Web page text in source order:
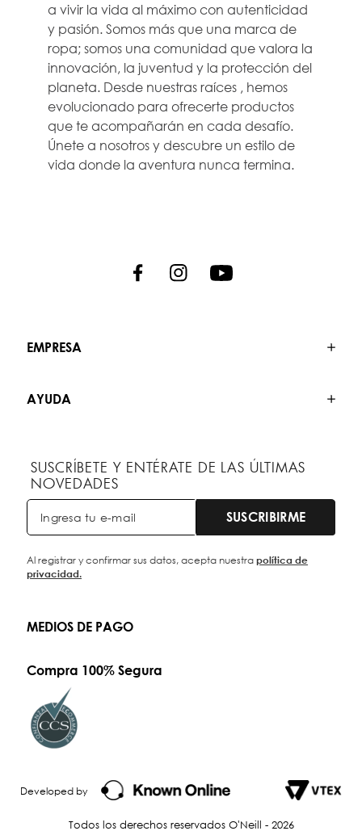
a vivir la vida al máximo con autenticidad
y pasión. Somos más que una marca de
ropa; somos una comunidad que valora la
innovación, la juventud y la protección del
planeta. Desde nuestras raíces , hemos
evolucionado para ofrecerte productos
que te acompañarán en cada desafío.
Únete a nosotros y descubre un estilo de
vida donde la aventura nunca termina.
EMPRESA
AYUDA
SUSCRÍBETE Y ENTÉRATE DE LAS ÚLTIMAS
NOVEDADES
SUSCRIBIRME
Al registrar y confirmar sus datos, acepta nuestrapolítica de
privacidad.
MEDIOS DE PAGO
Compra 100% Segura
Todos los derechos reservados O'Neill - 2026
Developed by